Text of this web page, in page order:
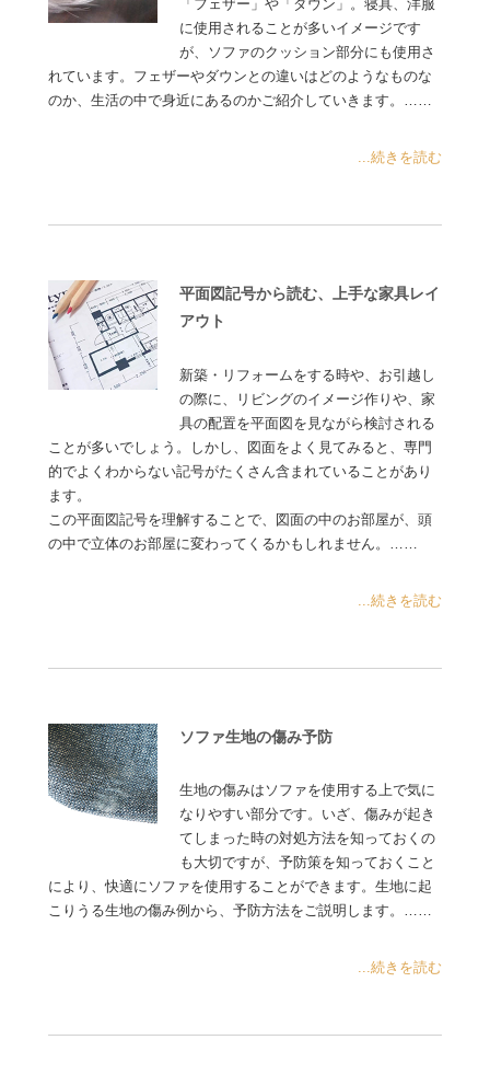
「フェザー」や「ダウン」。寝具、洋服
に使用されることが多いイメージです
が、ソファのクッション部分にも使用さ
れています。フェザーやダウンとの違いはどのようなものな
のか、生活の中で身近にあるのかご紹介していきます。……
...続きを読む
平面図記号から読む、上手な家具レイ
アウト
新築・リフォームをする時や、お引越し
の際に、リビングのイメージ作りや、家
具の配置を平面図を見ながら検討される
ことが多いでしょう。しかし、図面をよく見てみると、専門
的でよくわからない記号がたくさん含まれていることがあり
ます。
この平面図記号を理解することで、図面の中のお部屋が、頭
の中で立体のお部屋に変わってくるかもしれません。……
...続きを読む
ソファ生地の傷み予防
生地の傷みはソファを使用する上で気に
なりやすい部分です。いざ、傷みが起き
てしまった時の対処方法を知っておくの
も大切ですが、予防策を知っておくこと
により、快適にソファを使用することができます。生地に起
こりうる生地の傷み例から、予防方法をご説明します。……
...続きを読む